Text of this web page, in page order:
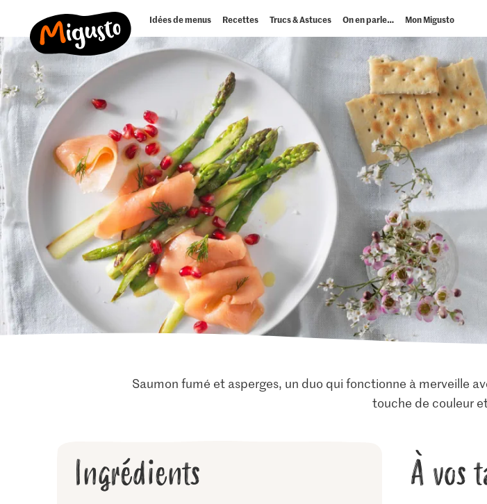
Idées de menus Recettes Trucs & Astuces On en parle… Mon Migusto
Saumon fumé et asperges, un duo qui fonctionne à merveille
touche de couleur
Ingrédients À vos